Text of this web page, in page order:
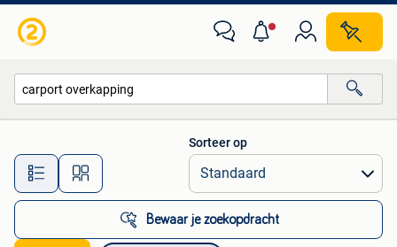
Alle afstanden…
Sorteer op
Bewaar je zoekopdracht